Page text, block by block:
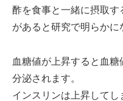
酢を食事と一緒に摂取
があると研究で明らかに
血糖値が上昇すると血
分泌されます。
インスリンは上昇して